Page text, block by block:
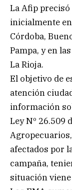
La Afip precisó
inicialmente
Córdoba,
Pampa, y en
La Rioja.
El objetivo de
atención
información
Ley Nº 26.509
afectados por
campaña,
situación